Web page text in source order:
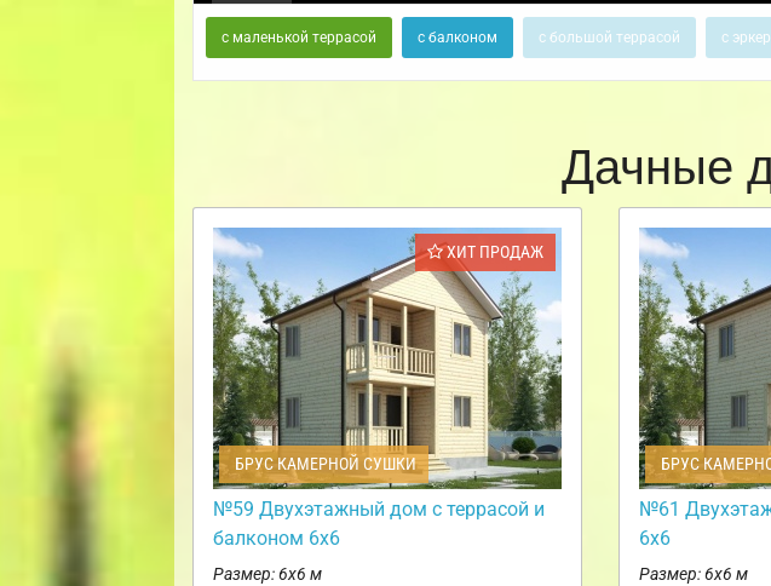
с маленькой террасой с балконом с большой террасой с
Дачные
ХИТ ПРОДАЖ
БРУС КАМЕРНОЙ СУШКИ
№59 Двухэтажный дом с террасой и
балконом 6х6
Размер: 6х6 м
БРУС
№61
6х6
Размер: 6х6 м